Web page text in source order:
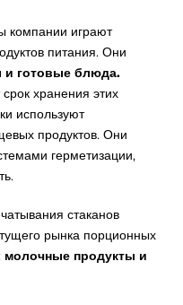
компании играют
питания. Они
и готовые блюда.
хранения этих
используют
продуктов. Они
герметизации,
стаканов
рынка порционных
молочные продукты и